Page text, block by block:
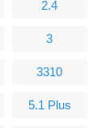
2.4
3
3310
5.1 Plus